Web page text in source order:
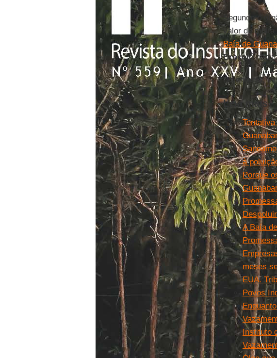
Segundo o
valor de
Baía de
Brocoiónão
No entanto,
Leia mais
à
Porque
A Baía
meses
EUA.
Povos
Instituto